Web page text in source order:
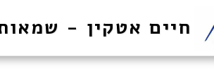
חיים אטקין -